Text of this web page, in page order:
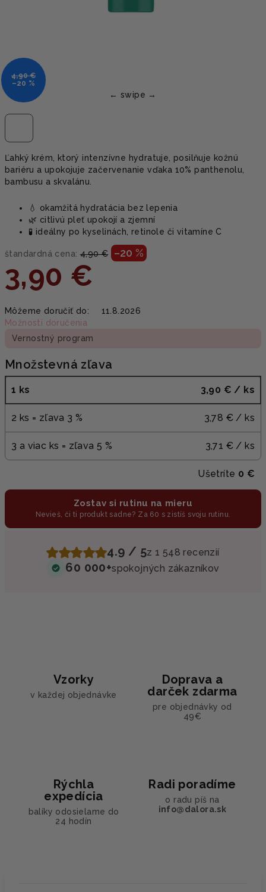
Ľahký krém, ktorý intenzívne hydratuje, posilňuje kožnú
bariéru a upokojuje začervenanie vďaka 10% panthenolu,
bambusu a skvalánu.
💧 okamžitá hydratácia bez lepenia
🌿 citlivú pleť upokojí a zjemní
🧪 ideálny po kyselinách, retinole či vitamíne C
štandardná cena: 4,90 € –20 %
3,90 €
cena:
Môžeme doručiť do:
11.8.2026
Možnosti doručenia
Vernostný program
Množstevná zľava
1 ks 3,90 € / ks
2 ks = zľava 3 % 3,78 € / ks
3 a viac ks = zľava 5 % 3,71 € / ks
Ušetríte 0 €
Zostav si rutinu na mieru
Nevieš, či ti produkt sadne? Za 60 s zistíš svoju rutinu.
4.9 / 5z 1 548 recenzií
60 000+spokojných zákazníkov
4,90 €
–20 %
Vzorky
v každej objednávke
Doprava a
darček zdarma
pre objednávky od
49€
Rýchla
expedícia
balíky odosielame do
24 hodín
Radi poradíme
o radu píš na
info@dalora.sk